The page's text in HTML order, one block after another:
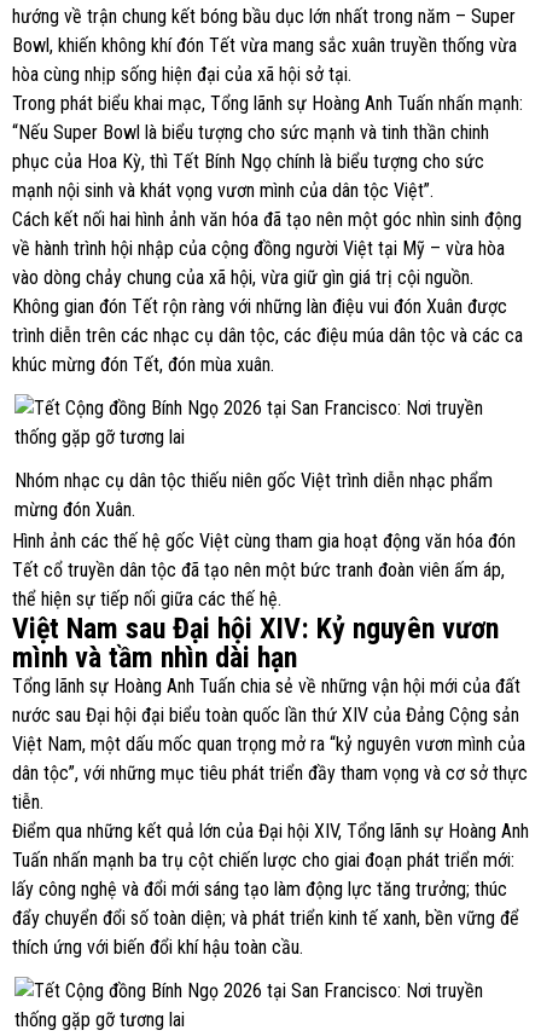
hướng về trận chung kết bóng bầu dục lớn nhất trong năm – Super
Bowl, khiến không khí đón Tết vừa mang sắc xuân truyền thống vừa
hòa cùng nhịp sống hiện đại của xã hội sở tại.
Trong phát biểu khai mạc, Tổng lãnh sự Hoàng Anh Tuấn nhấn mạnh:
“Nếu Super Bowl là biểu tượng cho sức mạnh và tinh thần chinh
phục của Hoa Kỳ, thì Tết Bính Ngọ chính là biểu tượng cho sức
mạnh nội sinh và khát vọng vươn mình của dân tộc Việt”.
Cách kết nối hai hình ảnh văn hóa đã tạo nên một góc nhìn sinh động
về hành trình hội nhập của cộng đồng người Việt tại Mỹ – vừa hòa
vào dòng chảy chung của xã hội, vừa giữ gìn giá trị cội nguồn.
Không gian đón Tết rộn ràng với những làn điệu vui đón Xuân được
trình diễn trên các nhạc cụ dân tộc, các điệu múa dân tộc và các ca
khúc mừng đón Tết, đón mùa xuân.
Nhóm nhạc cụ dân tộc thiếu niên gốc Việt trình diễn nhạc phẩm
mừng đón Xuân.
Hình ảnh các thế hệ gốc Việt cùng tham gia hoạt động văn hóa đón
Tết cổ truyền dân tộc đã tạo nên một bức tranh đoàn viên ấm áp,
thể hiện sự tiếp nối giữa các thế hệ.
Việt Nam sau Đại hội XIV: Kỷ nguyên vươn
mình và tầm nhìn dài hạn
Tổng lãnh sự Hoàng Anh Tuấn chia sẻ về những vận hội mới của đất
nước sau Đại hội đại biểu toàn quốc lần thứ XIV của Đảng Cộng sản
Việt Nam, một dấu mốc quan trọng mở ra “kỷ nguyên vươn mình của
dân tộc”, với những mục tiêu phát triển đầy tham vọng và cơ sở thực
tiễn.
Điểm qua những kết quả lớn của Đại hội XIV, Tổng lãnh sự Hoàng Anh
Tuấn nhấn mạnh ba trụ cột chiến lược cho giai đoạn phát triển mới:
lấy công nghệ và đổi mới sáng tạo làm động lực tăng trưởng; thúc
đẩy chuyển đổi số toàn diện; và phát triển kinh tế xanh, bền vững để
thích ứng với biến đổi khí hậu toàn cầu.